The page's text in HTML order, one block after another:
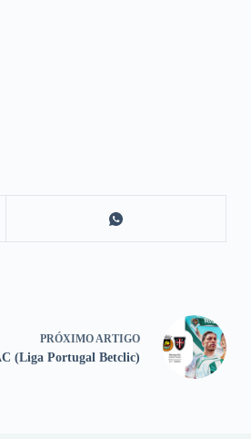
PRÓXIMO ARTIGO
(Liga Portugal Betclic)